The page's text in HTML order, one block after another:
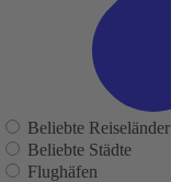
Beliebte Reiseländer
Beliebte Städte
Flughäfen